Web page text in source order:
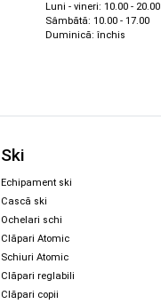
Luni - vineri: 10.00 - 20.00
Sâmbătă: 10.00 - 17.00
Duminică: închis
Ski
Echipament ski
Cască ski
Ochelari schi
Clăpari Atomic
Schiuri Atomic
Clăpari reglabili
Clăpari copii